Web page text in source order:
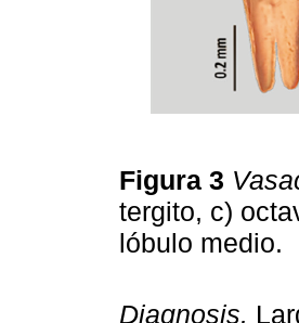
Figura 3
tergito, c)
lóbulo medio.
Diagnosis.